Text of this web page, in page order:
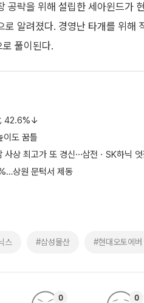
공략을 위해 설립한 세아윈드가
알려졌다. 경영난 타개를 위해
풀이된다.
42.6%↓
도 꿈틀
상 최고가 또 경신⋯삼전ㆍSK하닉 엇
상원 문턱서 제동
스 #삼성물산 #현대오토에버
0 0